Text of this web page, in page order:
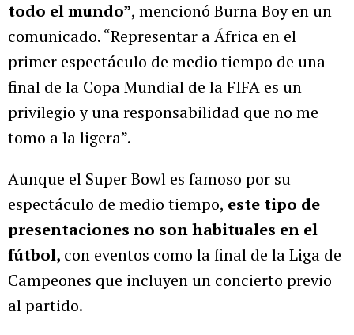
todo el mundo”, mencionó Burna Boy en un
comunicado. “Representar a África en el
primer espectáculo de medio tiempo de una
final de la Copa Mundial de la FIFA es un
privilegio y una responsabilidad que no me
tomo a la ligera”.
Aunque el Super Bowl es famoso por su
espectáculo de medio tiempo, este tipo de
presentaciones no son habituales en el
fútbol, con eventos como la final de la Liga de
Campeones que incluyen un concierto previo
al partido.